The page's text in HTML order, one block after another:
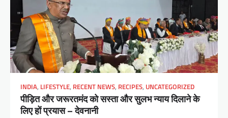
INDIA, LIFESTYLE, RECENT NEWS, RECIPES, UNCATEGORIZED
पीड़ित और जरूरतमंद को सस्ता और सुलभ न्याय दिलाने के
लिए हों प्रयास – देवनानी